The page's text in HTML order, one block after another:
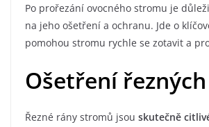
Po prořezání ovocného stromu je
na jeho ošetření a ochranu. Jde o
pomohou stromu rychle se zotavit a
Ošetření
Řezné rány stromů jsou skutečně